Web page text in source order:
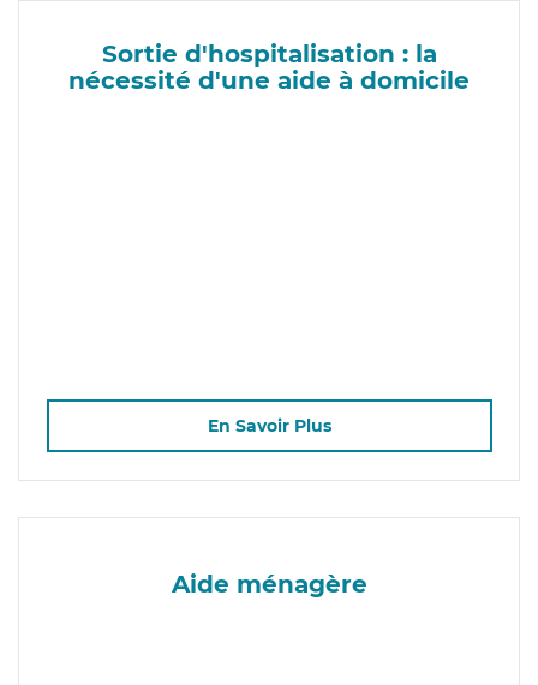
Sortie d'hospitalisation : la
nécessité d'une aide à domicile
En Savoir Plus
Aide ménagère